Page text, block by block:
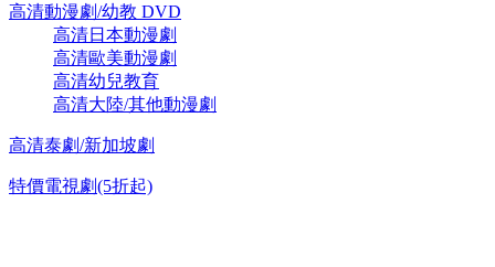
高清動漫劇/幼教 DVD
高清日本動漫劇
高清歐美動漫劇
高清幼兒教育
高清大陸/其他動漫劇
高清泰劇/新加坡劇
特價電視劇(5折起)